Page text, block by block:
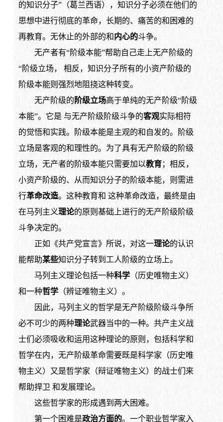
的知识分子”（葛兰西语），知识分子必须在他们的
思想中进行彻底的革命，长期的、痛苦的和困难的
再教育。无休止的外部的和内心的斗争。
无产者有“阶级本能”帮助自己走上无产阶级的
“阶级立场， 相反，知识分子所有的小资产阶级的
阶级本能则强烈地阻挠这种转变。
无产阶级的 阶级立场高于单纯的无产阶级“阶级
本能”。它是 与无产阶级阶级斗争的客观实际相符
的觉悟和实践。阶级本能是主观的和自发的。阶级
立场是客观的和理性的。为了具有无产阶级的阶级
立场，无产者的阶级本能只需要加以教育；相反，
小资产阶级的、从而知识分子的阶级本能，则需进
行革命改造。这种教育和 这种革命改造，最终是由
在马列主义理论的原则基础上进行的无产阶级阶级
斗争决定的。
正如《共产党宣言》所说，对这一理论的认识
能帮助某些知识分子转到工人阶级的立场上。
马列主义理论包括一种科学（历史唯物主义）
和一种哲学（辨证唯物主义）。
因此，马列主义的哲学是无产阶级阶级斗争所
必不可少的两种理论武器当中的一种。共产主义战
士们必须吸收和运用这种理论的原则，包括科学和
哲学在内，无产阶级革命需要既是科学家（历史唯
物主义）又是哲学家（辩证唯物主义）的战士们来
帮助捍卫 和发展理论。
这些哲学家的形成遇到两大困难。
第一个困难是政治方面的。一个职业哲学家入